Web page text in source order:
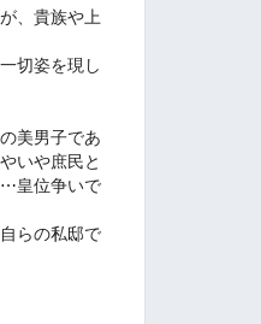
、貴族や上
切姿を現し
美男子であ
いや庶民と
皇位争いで
らの私邸で